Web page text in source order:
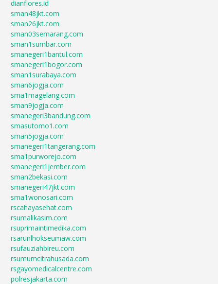
dianflores.id
sman48jkt.com
sman26jkt.com
sman03semarang.com
sman1sumbar.com
smanegeri1bantul.com
smanegeri1bogor.com
sman1surabaya.com
sman6jogja.com
sma1magelang.com
sman9jogja.com
smanegeri3bandung.com
smasutomo1.com
sman5jogja.com
smanegeri1tangerang.com
sma1purworejo.com
smanegeri1jember.com
sman2bekasi.com
smanegeri47jkt.com
sma1wonosari.com
rscahayasehat.com
rsumalikasim.com
rsuprimaintimedika.com
rsarunlhokseumaw.com
rsufauziahbireu.com
rsumumcitrahusada.com
rsgayomedicalcentre.com
polresjakarta.com